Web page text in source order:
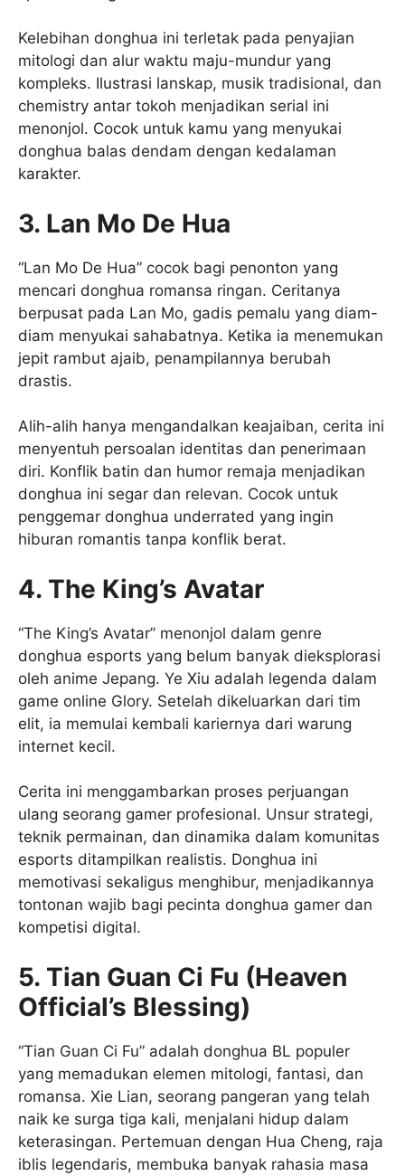
Kelebihan donghua ini terletak pada penyajian
mitologi dan alur waktu maju-mundur yang
kompleks. Ilustrasi lanskap, musik tradisional, dan
chemistry antar tokoh menjadikan serial ini
menonjol. Cocok untuk kamu yang menyukai
donghua balas dendam dengan kedalaman
karakter.
3. Lan Mo De Hua
“Lan Mo De Hua” cocok bagi penonton yang
mencari donghua romansa ringan. Ceritanya
berpusat pada Lan Mo, gadis pemalu yang diam-
diam menyukai sahabatnya. Ketika ia menemukan
jepit rambut ajaib, penampilannya berubah
drastis.
Alih-alih hanya mengandalkan keajaiban, cerita ini
menyentuh persoalan identitas dan penerimaan
diri. Konflik batin dan humor remaja menjadikan
donghua ini segar dan relevan. Cocok untuk
penggemar donghua underrated yang ingin
hiburan romantis tanpa konflik berat.
4. The King’s Avatar
“The King’s Avatar” menonjol dalam genre
donghua esports yang belum banyak dieksplorasi
oleh anime Jepang. Ye Xiu adalah legenda dalam
game online Glory. Setelah dikeluarkan dari tim
elit, ia memulai kembali kariernya dari warung
internet kecil.
Cerita ini menggambarkan proses perjuangan
ulang seorang gamer profesional. Unsur strategi,
teknik permainan, dan dinamika dalam komunitas
esports ditampilkan realistis. Donghua ini
memotivasi sekaligus menghibur, menjadikannya
tontonan wajib bagi pecinta donghua gamer dan
kompetisi digital.
5. Tian Guan Ci Fu (Heaven
Official’s Blessing)
“Tian Guan Ci Fu” adalah donghua BL populer
yang memadukan elemen mitologi, fantasi, dan
romansa. Xie Lian, seorang pangeran yang telah
naik ke surga tiga kali, menjalani hidup dalam
keterasingan. Pertemuan dengan Hua Cheng, raja
iblis legendaris, membuka banyak rahasia masa